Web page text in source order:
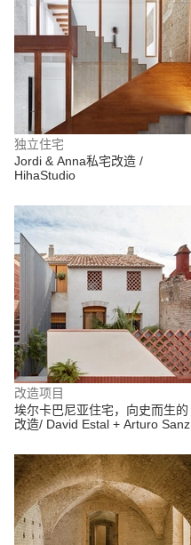
独立住宅
Jordi & Anna私宅改造 /
HihaStudio
改造项目
埃尔卡巴尼亚住宅，向史而生的
改造/ David Estal + Arturo Sanz